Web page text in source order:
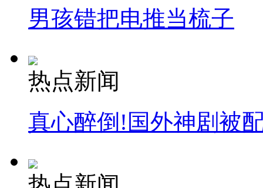
男孩错把电推当梳子
热点新闻
真心醉倒!国外神剧被